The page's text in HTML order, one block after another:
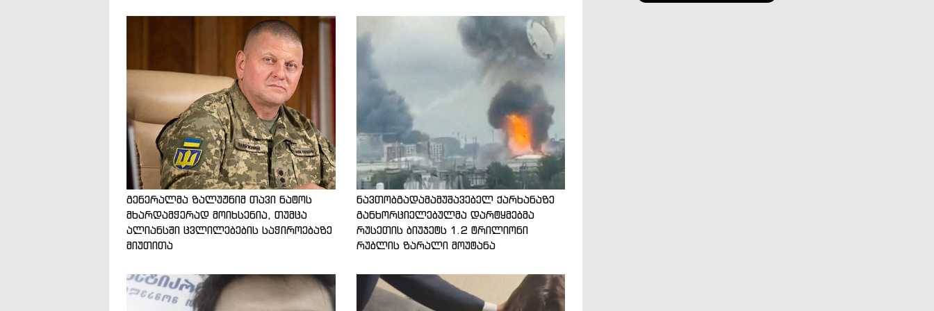
გენერალმა ზალუჟნიმ თავი ნატოს
მხარდამჭერად მოიხსენია, თუმცა
ალიანსში ცვლილებების საჭიროებაზე
მიუთითა
ნავთობგადამამუშავებელ ქარხანაზე
განხორციელებულმა დარტყმებმა
რუსეთის ბიუჯეტს 1.2 ტრილიონი
რუბლის ზარალი მოუტანა